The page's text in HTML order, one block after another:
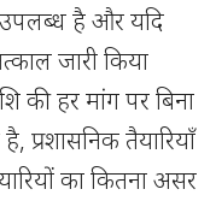
है और यदि
जारी किया
की हर मांग पर बिना
प्रशासनिक तैयारियाँ
का कितना असर